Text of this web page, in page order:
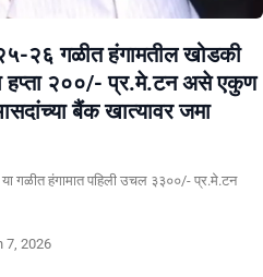
२६ गळीत हंगामतील खोडकी
हप्ता २००/- प्र.मे.टन असे एकुण
बैंक खात्यावर जमा
गळीत हंगामात पहिली उचल ३३००/- प्र.मे.टन
7, 2026